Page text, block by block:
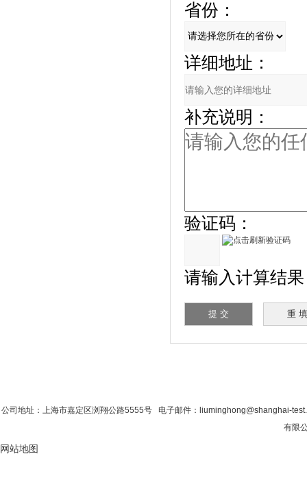
省份：
详细地址：
补充说明：
验证码：
请输入计算结果
公司地址：上海市嘉定区浏翔公路5555号 电子邮件：liuminghong@shanghai-
有限公
网站地图